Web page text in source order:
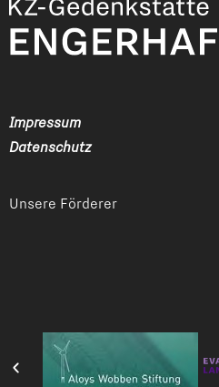
Impressum
Datenschutz
Unsere Förderer